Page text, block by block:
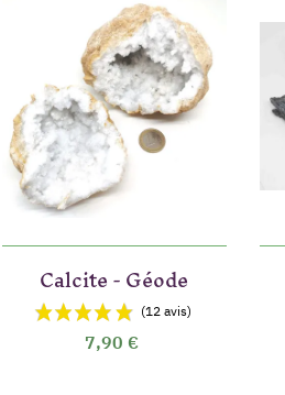
Calcite - Géode
7,90 €